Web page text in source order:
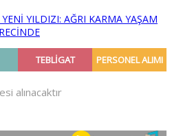
YILDIZI: AĞRI KARMA YAŞAM